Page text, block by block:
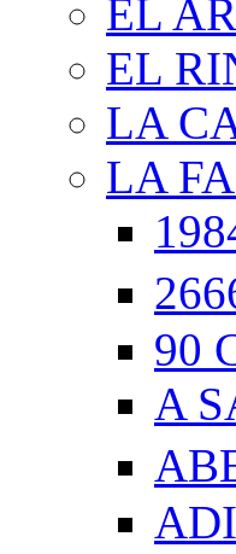
EL
EL
LA
LA
90
A